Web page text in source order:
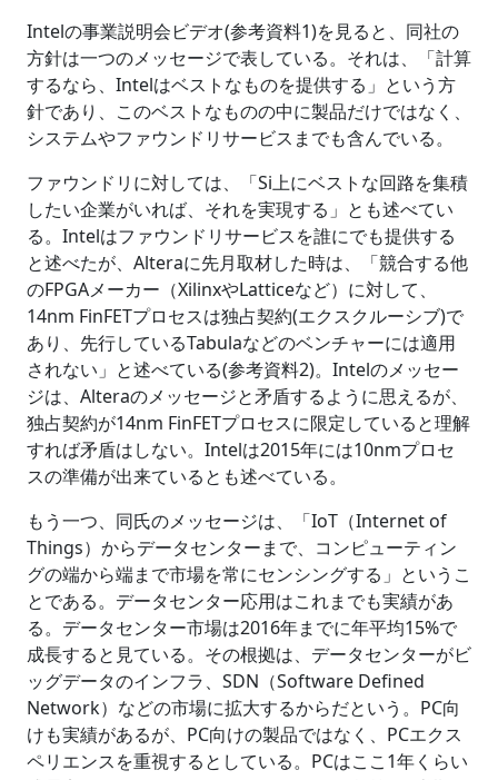
Intelの事業説明会ビデオ(参考資料1)を見ると、同社の
方針は一つのメッセージで表している。それは、「計算
するなら、Intelはベストなものを提供する」という方
針であり、このベストなものの中に製品だけではなく、
システムやファウンドリサービスまでも含んでいる。
ファウンドリに対しては、「Si上にベストな回路を集積
したい企業がいれば、それを実現する」とも述べてい
る。Intelはファウンドリサービスを誰にでも提供する
と述べたが、Alteraに先月取材した時は、「競合する他
のFPGAメーカー（XilinxやLatticeなど）に対して、
14nm FinFETプロセスは独占契約(エクスクルーシブ)で
あり、先行しているTabulaなどのベンチャーには適用
されない」と述べている(参考資料2)。Intelのメッセー
ジは、Alteraのメッセージと矛盾するように思えるが、
独占契約が14nm FinFETプロセスに限定していると理解
すれば矛盾はしない。Intelは2015年には10nmプロセ
スの準備が出来ているとも述べている。
もう一つ、同氏のメッセージは、「IoT（Internet of
Things）からデータセンターまで、コンピューティン
グの端から端まで市場を常にセンシングする」というこ
とである。データセンター応用はこれまでも実績があ
る。データセンター市場は2016年までに年平均15%で
成長すると見ている。その根拠は、データセンターがビ
ッグデータのインフラ、SDN（Software Defined
Network）などの市場に拡大するからだという。PC向
けも実績があるが、PC向けの製品ではなく、PCエクス
ペリエンスを重視するとしている。PCはここ1年くらい